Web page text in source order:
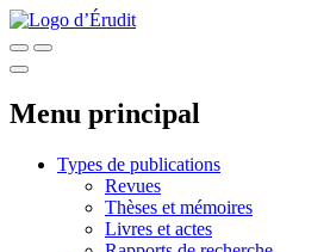
Menu principal
Types de publications
Revues
Thèses et mémoires
Livres et actes